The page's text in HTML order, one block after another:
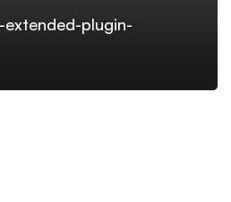
plugin-